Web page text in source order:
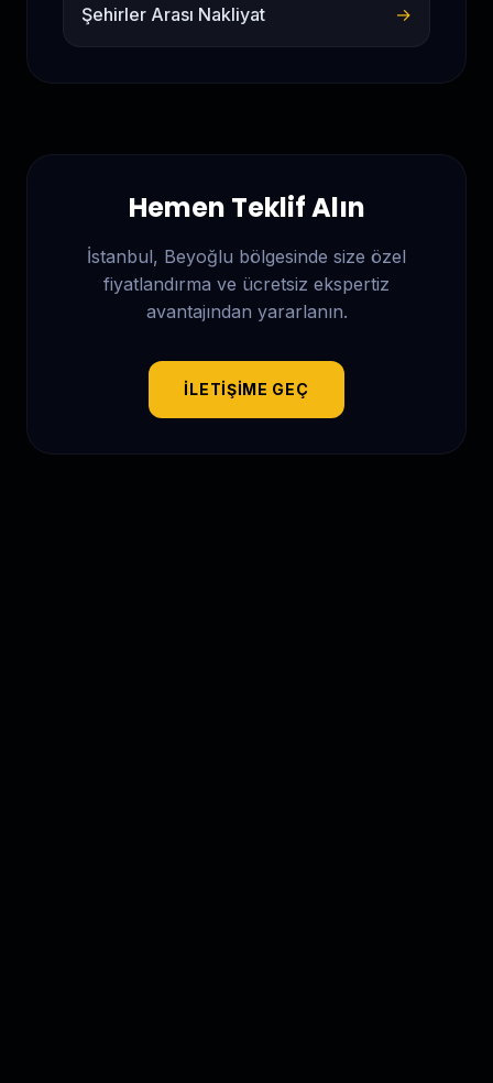
Şehirler Arası Nakliyat →
Hemen Teklif Alın
İstanbul, Beyoğlu bölgesinde size özel
fiyatlandırma ve ücretsiz ekspertiz
avantajından yararlanın.
İLETIŞIME GEÇ